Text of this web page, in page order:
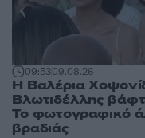
09:5309.08.26
Η Βαλέρια
Βλωτιδέλλης
Το φωτογραφικό
βραδιάς